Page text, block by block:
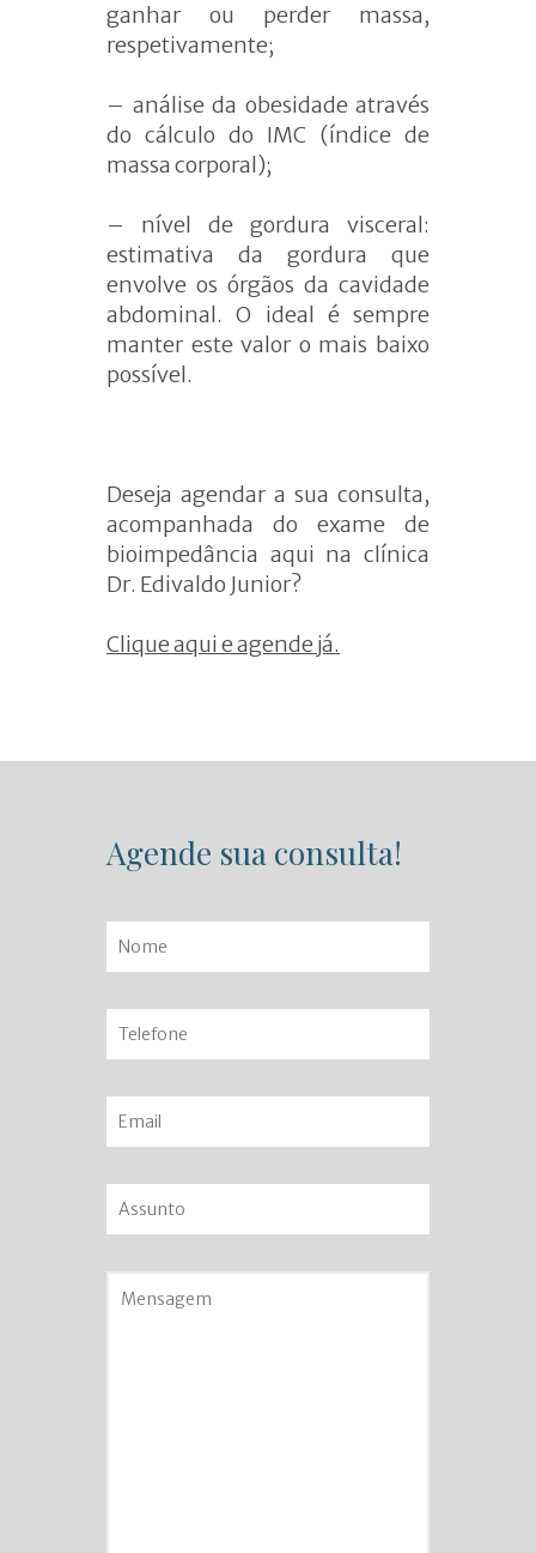
ganhar ou perder massa,
respetivamente;
– análise da obesidade através
do cálculo do IMC (índice de
massa corporal);
– nível de gordura visceral:
estimativa da gordura que
envolve os órgãos da cavidade
abdominal. O ideal é sempre
manter este valor o mais baixo
possível.
Deseja agendar a sua consulta,
acompanhada do exame de
bioimpedância aqui na clínica
Dr. Edivaldo Junior?
Clique aqui e agende já.
Agende sua consulta!